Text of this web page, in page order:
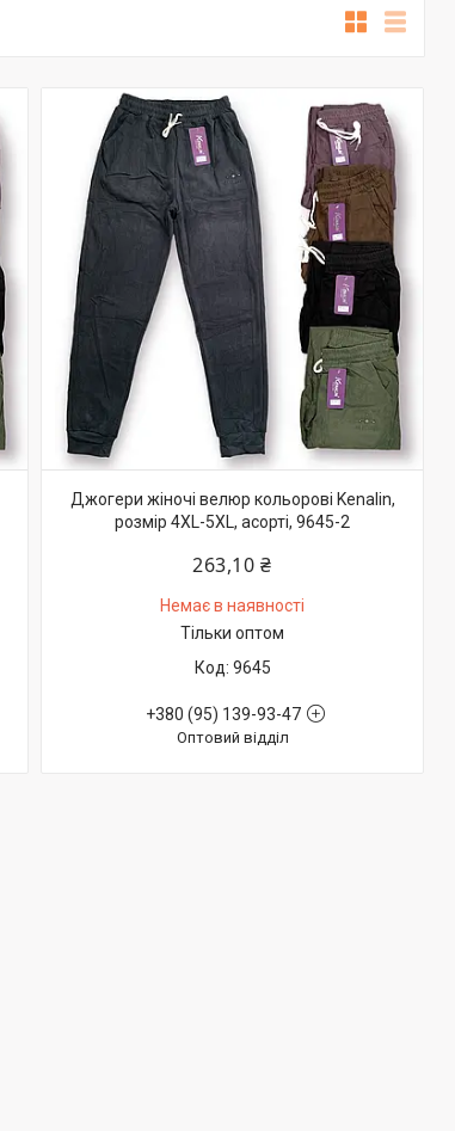
Джогери жіночі велюр кольорові Kenalin,
розмір 4XL-5XL, асорті, 9645-2
263,10 ₴
Немає в наявності
Тільки оптом
9645
+380 (95) 139-93-47
Оптовий відділ